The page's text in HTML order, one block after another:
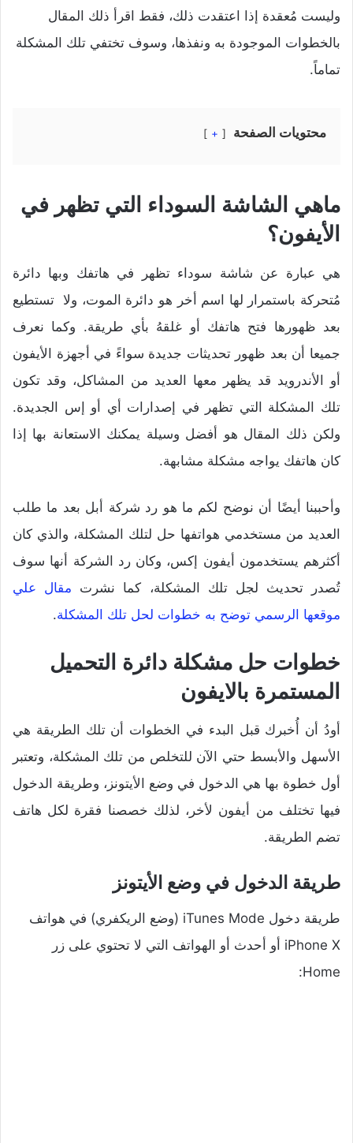
وليست مُعقدة إذا اعتقدت ذلك، فقط اقرأ ذلك المقال
بالخطوات الموجودة به ونفذها، وسوف تختفي تلك المشكلة
تماماً.
محتويات الصفحة +
ماهي الشاشة السوداء التي تظهر في
الأيفون؟
هي عبارة عن شاشة سوداء تظهر في هاتفك وبها دائرة
مُتحركة باستمرار لها اسم أخر هو دائرة الموت، ولا تستطيع
بعد ظهورها فتح هاتفك أو غلقهُ بأي طريقة. وكما نعرف
جميعا أن بعد ظهور تحديثات جديدة سواءً في أجهزة الأيفون
أو الأندرويد قد يظهر معها العديد من المشاكل، وقد تكون
تلك المشكلة التي تظهر في إصدارات أي أو إس الجديدة.
ولكن ذلك المقال هو أفضل وسيلة يمكنك الاستعانة بها إذا
كان هاتفك يواجه مشكلة مشابهة.
وأحببنا أيضًا أن نوضح لكم ما هو رد شركة أبل بعد ما طلب
العديد من مستخدمي هواتفها حل لتلك المشكلة، والذي كان
أكثرهم يستخدمون أيفون إكس، وكان رد الشركة أنها سوف
تُصدر تحديث لجل تلك المشكلة، كما نشرت مقال علي
موقعها الرسمي توضح به خطوات لحل تلك المشكلة.
خطوات حل مشكلة دائرة التحميل
المستمرة بالايفون
أودُ أن أُخبرك قبل البدء في الخطوات أن تلك الطريقة هي
الأسهل والأبسط حتي الآن للتخلص من تلك المشكلة، وتعتبر
أول خطوة بها هي الدخول في وضع الأيتونز، وطريقة الدخول
فيها تختلف من أيفون لأخر، لذلك خصصنا فقرة لكل هاتف
تضم الطريقة.
طريقة الدخول في وضع الأيتونز
طريقة دخول iTunes Mode (وضع الريكفري) في هواتف
iPhone X أو أحدث أو الهواتف التي لا تحتوي على زر
Home: